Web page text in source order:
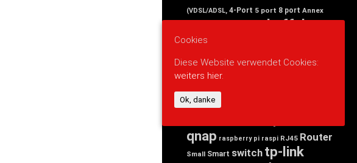
(VDSL/ADSL, 4-Port 5 port 8 port Annex
avm buffalo
Business
Desktop devolo Dual edimax
esp8266 Ethernet)
Mbit/s
qnap raspberry pi raspi RJ45 Router
Small Smart switch tp-link
Cookies
Diese Website verwendet Cookies:
weiters hier.
Ok, danke